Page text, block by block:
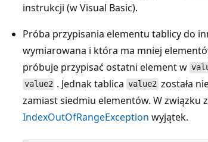
instrukcji (w Visual Basic).
Próba przypisania elementu tablicy do
wymiarowana i która ma mniej
próbuje przypisać ostatni element w
value2 . Jednak tablica value2 została
zamiast siedmiu elementów. W związku
IndexOutOfRangeException wyjątek.